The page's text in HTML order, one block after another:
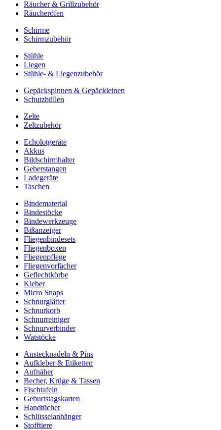
Räucher & Grillzubehör
Räucheröfen
Schirme
Schirmzubehör
Stühle
Liegen
Stühle- & Liegenzubehör
Gepäckspinnen & Gepäckleinen
Schutzhüllen
Zelte
Zeltzubehör
Echolotgeräte
Akkus
Bildschirmhalter
Geberstangen
Ladegeräte
Taschen
Bindematerial
Bindestöcke
Bindewerkzeuge
Bißanzeiger
Fliegenbindesets
Fliegenboxen
Fliegenpflege
Fliegenvorfächer
Geflechtkörbe
Kleber
Micro Snaps
Schnurglätter
Schnurkorb
Schnurreiniger
Schnurverbinder
Watstöcke
Anstecknadeln & Pins
Aufkleber & Etiketten
Aufnäher
Becher, Krüge & Tassen
Fischtafeln
Geburtstagskarten
Handtücher
Schlüsselanhänger
Stofftiere